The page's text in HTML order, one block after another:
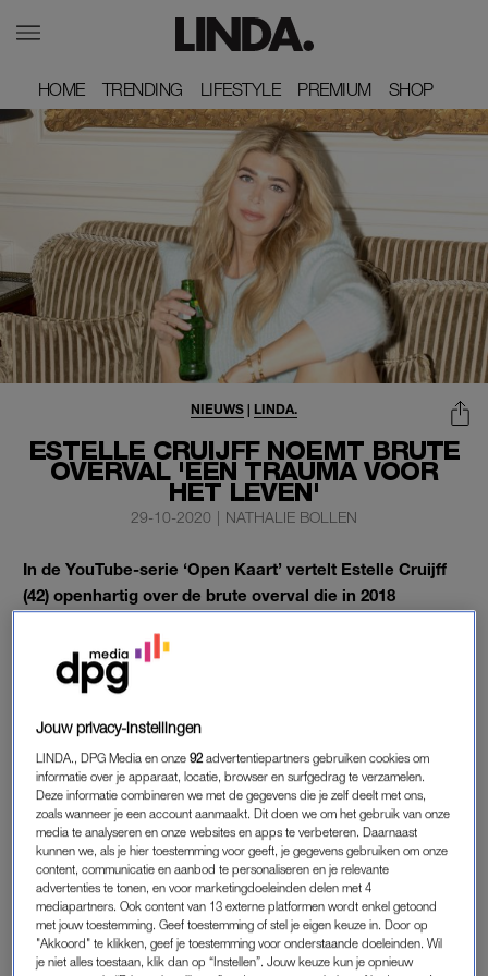
HOME
HOME TRENDING
TRENDING LIFESTYLE
LIFESTYLE PREMIUM
PREMIUM SHOP
SHOP
ESTELLE CRUIJFF NOEMT BRUTE
OVERVAL 'EEN TRAUMA VOOR
HET LEVEN'
NIEUWS | LINDA.
29-10-2020 | NATHALIE BOLLEN
In de YouTube-serie ‘Open Kaart’ vertelt Estelle Cruijff
(42) openhartig over de brute overval die in 2018
voor het leven.
BRUTE OVERVAL
Twee jaar geleden werd Cruijff voor haar huis in Amsterdam
op brute wijze overvallen door drie mannen. Zij mishandelden
haar, waardoor ze heftige verwondingen opliep.
Nu, twee jaar later, is Cruijff nog altijd op haar hoede. Ze leeft
in angst. Aan Robbert Rodenburg, de maker van de YouTube-
serieOpen Kaart , vertelt ze dan ook dat het erger is dan een
Jouw privacy-instellingen
LINDA., DPG Media en onze92 advertentiepartners gebruiken cookies om
informatie over je apparaat, locatie, browser en surfgedrag te verzamelen.
Deze informatie combineren we met de gegevens die je zelf deelt met ons,
zoals wanneer je een account aanmaakt. Dit doen we om het gebruik van onze
media te analyseren en onze websites en apps te verbeteren. Daarnaast
kunnen we, als je hier toestemming voor geeft, je gegevens gebruiken om onze
content, communicatie en aanbod te personaliseren en je relevante
advertenties te tonen, en voor marketingdoeleinden delen met 4
mediapartners. Ook content van 13 externe platformen wordt enkel getoond
met jouw toestemming. Geef toestemming of stel je eigen keuze in. Door op
"Akkoord" te klikken, geef je toestemming voor onderstaande doeleinden. Wil
je niet alles toestaan, klik dan op “Instellen”. Jouw keuze kun je opnieuw